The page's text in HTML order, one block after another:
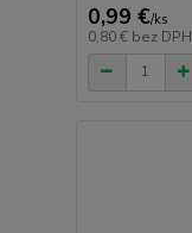
0,99 €/ks
0,80 € bez DPH